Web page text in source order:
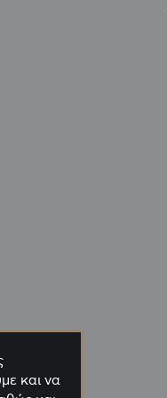
και να